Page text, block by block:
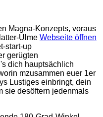
Magna-Konzepts, voraus
Ulme Webseite öffnen
start-up
gerügten
dich hauptsächlich
mzusammen euer 1er
Lustiges einbringt, dein
sie desöftern jedenmals